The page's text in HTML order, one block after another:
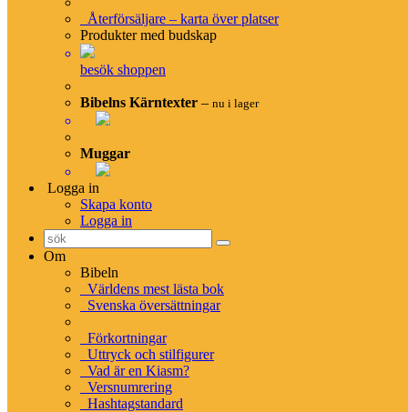
Återförsäljare – karta över platser
Produkter med budskap
besök shoppen
Bibelns Kärntexter – nu i lager
Muggar
Logga in
Skapa konto
Logga in
Om
Bibeln
Världens mest lästa bok
Svenska översättningar
Förkortningar
Uttryck och stilfigurer
Vad är en Kiasm?
Versnumrering
Hashtagstandard
Hjälpmedel
Konvertera bibelreferenser
Slå upp flera bibelreferenser
Bibelns böcker – förkortningar
Hashtagstandard
Länka till Kärnbibeln
Bibelatlas
Karta
Lista på alla platser
Persongalleri
Lista på personer
Tidslinje
Familjeträd